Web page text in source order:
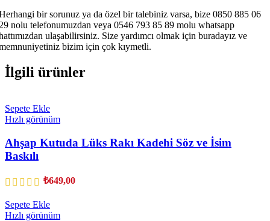
bir sorunuz ya da özel bir talebiniz varsa, bize 0850 885 06
nolu telefonumuzdan veya 0546 793 85 89 molu whatsapp
ulaşabilirsiniz. Size yardımcı olmak için buradayız ve
bizim için çok kıymetli.
İlgili ürünler
Sepete Ekle
Hızlı görünüm
Ahşap Kutuda Lüks Rakı Kadehi Söz ve İsim
Baskılı
₺649,00
Sepete Ekle
Hızlı görünüm